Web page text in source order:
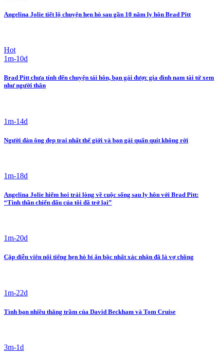
Angelina Jolie tiết lộ chuyện hẹn hò sau gần 10 năm ly hôn Brad Pitt
Hot
1m-10d
Brad Pitt chưa tính đến chuyện tái hôn, bạn gái được gia đình nam tài tử xem
như người thân
1m-14d
Người đàn ông đẹp trai nhất thế giới và bạn gái quấn quít không rời
1m-18d
Angelina Jolie hiếm hoi trải lòng về cuộc sống sau ly hôn với Brad Pitt:
“Tinh thần chiến đấu của tôi đã trở lại”
1m-20d
Cặp diễn viên nổi tiếng hẹn hò bí ẩn bậc nhất xác nhận đã là vợ chồng
1m-22d
Tình bạn nhiều thăng trầm của David Beckham và Tom Cruise
3m-1d